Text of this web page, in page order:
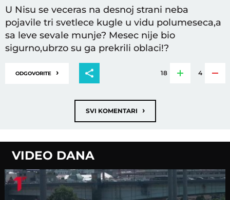
U Nisu se veceras na desnoj strani neba
pojavile tri svetlece kugle u vidu polumeseca,a
sa leve sevale munje? Mesec nije bio
sigurno,ubrzo su ga prekrili oblaci!?
ODGOVORITE › 18 4
SVI KOMENTARI ›
VIDEO DANA